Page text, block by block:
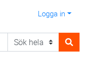
Logga in